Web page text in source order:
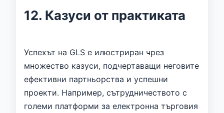
12. Казуси от практиката
Успехът на GLS е илюстриран чрез
множество казуси, подчертаващи неговите
ефективни партньорства и успешни
проекти. Например, сътрудничеството с
големи платформи за електронна търговия